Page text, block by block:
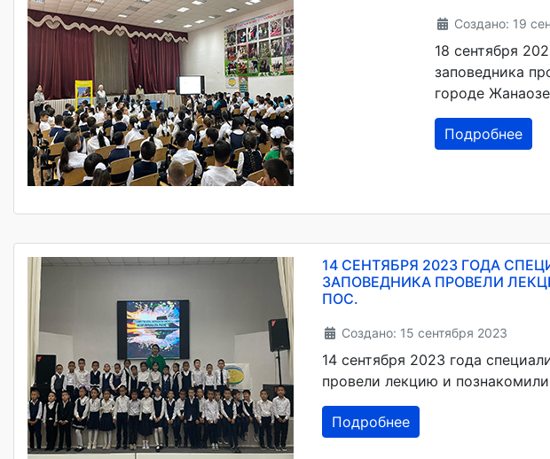
Создано: 19
18 сентября
заповедника
городе
Подробнее
14 СЕНТЯБРЯ 2023 ГОДА
ЗАПОВЕДНИКА ПРОВЕЛИ
ПОС.
Создано: 15 сентября 2023
14 сентября 2023 года
провели лекцию и
Подробнее